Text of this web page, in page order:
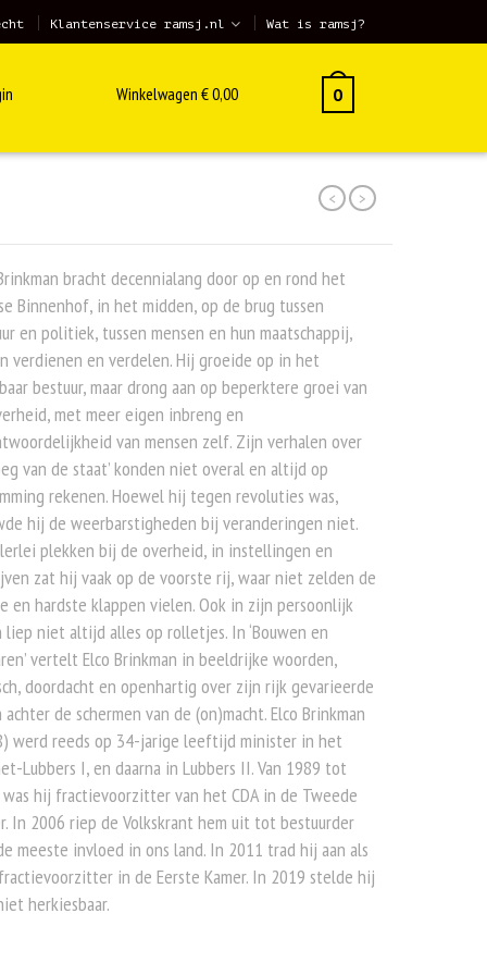
Klantenservice ramsj.nl Wat is ramsj?
Winkelwagen €0,00 0
< >
bracht decennialang door op en rond het
Binnenhof, in het midden, op de brug tussen
en politiek, tussen mensen en hun maatschappij,
verdienen en verdelen. Hij groeide op in het
bestuur, maar drong aan op beperktere groei van
met meer eigen inbreng en
van mensen zelf. Zijn verhalen over
van de staat’ konden niet overal en altijd op
rekenen. Hoewel hij tegen revoluties was,
hij de weerbarstigheden bij veranderingen niet.
plekken bij de overheid, in instellingen en
zat hij vaak op de voorste rij, waar niet zelden de
en hardste klappen vielen. Ook in zijn persoonlijk
liep niet altijd alles op rolletjes. In ‘Bouwen en
vertelt Elco Brinkman in beeldrijke woorden,
doordacht en openhartig over zijn rijk gevarieerde
de schermen van de (on)macht. Elco Brinkman
werd reeds op 34-jarige leeftijd minister in het
Lubbers I, en daarna in Lubbers II. Van 1989 tot
was hij fractievoorzitter van het CDA in de Tweede
In 2006 riep de Volkskrant hem uit tot bestuurder
meeste invloed in ons land. In 2011 trad hij aan als
in de Eerste Kamer. In 2019 stelde hij
herkiesbaar.